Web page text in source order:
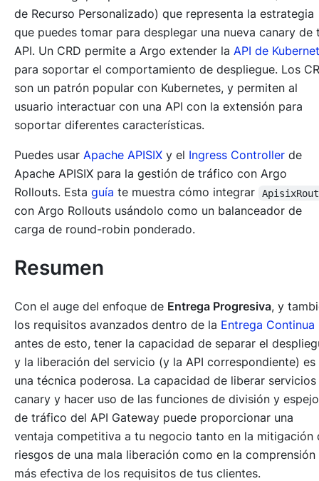
de Recurso Personalizado) que representa la estrategia
que puedes tomar para desplegar una nueva canary de
API. Un CRD permite a Argo extender la API de
para soportar el comportamiento de despliegue. Los
son un patrón popular con Kubernetes, y permiten al
usuario interactuar con una API con la extensión para
soportar diferentes características.
Puedes usar Apache APISIX y el Ingress Controller de
Apache APISIX para la gestión de tráfico con Argo
Rollouts. Esta guía te muestra cómo integrar
con Argo Rollouts usándolo como un balanceador de
carga de round-robin ponderado.
Resumen
Con el auge del enfoque de Entrega Progresiva, y
los requisitos avanzados dentro de la Entrega Continua
antes de esto, tener la capacidad de separar el
y la liberación del servicio (y la API correspondiente) es
una técnica poderosa. La capacidad de liberar servicios
canary y hacer uso de las funciones de división y espejo
de tráfico del API Gateway puede proporcionar una
ventaja competitiva a tu negocio tanto en la mitigación
riesgos de una mala liberación como en la comprensión
más efectiva de los requisitos de tus clientes.